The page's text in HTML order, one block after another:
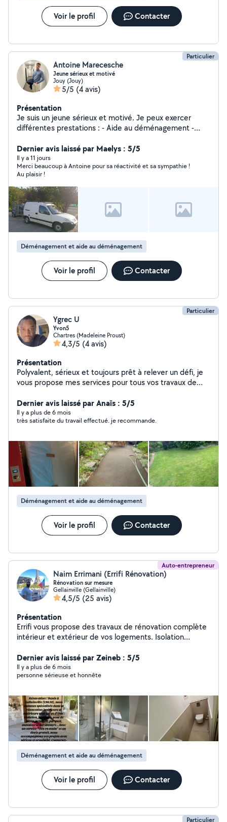
Voir le profil Contacter
Particulier
Antoine Marecesche
Jeune sérieux et motivé
Jouy (Jouy)
5/5 (4 avis)
Présentation
Je suis un jeune sérieux et motivé. Je peux exercer
différentes prestations : - Aide au déménagement -
Récupération des métaux - Débarras Je possède les
moyens et outillages nécessaires aux diverses activités
N'hésitez pas à me contacter.
Dernier avis laissé par Maelys : 5/5
Il y a 11 jours
Merci beaucoup à Antoine pour sa réactivité et sa sympathie !
Au plaisir !
Déménagement et aide au déménagement
Voir le profil Contacter
Particulier
Ygrec U
Yvon5
Chartres (Madeleine Proust)
4,3/5 (4 avis)
Présentation
Polyvalent, sérieux et toujours prêt à relever un défi, je
vous propose mes services pour tous vos travaux de
réparations, peinture, jardinage, entretien
intérieur/extérieur Travail soigné, efficace et toujours
avec le sourire. Faites-moi confiance pour vous simplifier
Dernier avis laissé par Anaïs : 5/5
Il y a plus de 6 mois
très satisfaite du travail effectué. je recommande.
Déménagement et aide au déménagement
Voir le profil Contacter
Auto-entrepreneur
Naim Errimani (Errifi Rénovation)
Rénovation sur mesure
Gellainville (Gellainville)
4,5/5 (25 avis)
Présentation
Errifi vous propose des travaux de rénovation complète
intérieur et extérieur de vos logements. Isolation
de plaque de plâtre Création de mezzanine
Aménagement intérieur et extérieur Travaux de finition
Peinture Parquet et revêtement de sol Bardage sur
votre devis gratuit
Dernier avis laissé par Zeineb : 5/5
Il y a plus de 6 mois
personne sérieuse et honnête
Déménagement et aide au déménagement
Voir le profil Contacter
Particulier